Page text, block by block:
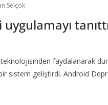
Selçok
uygulamayı
faydalanarak
sistem geliştirdi. Android